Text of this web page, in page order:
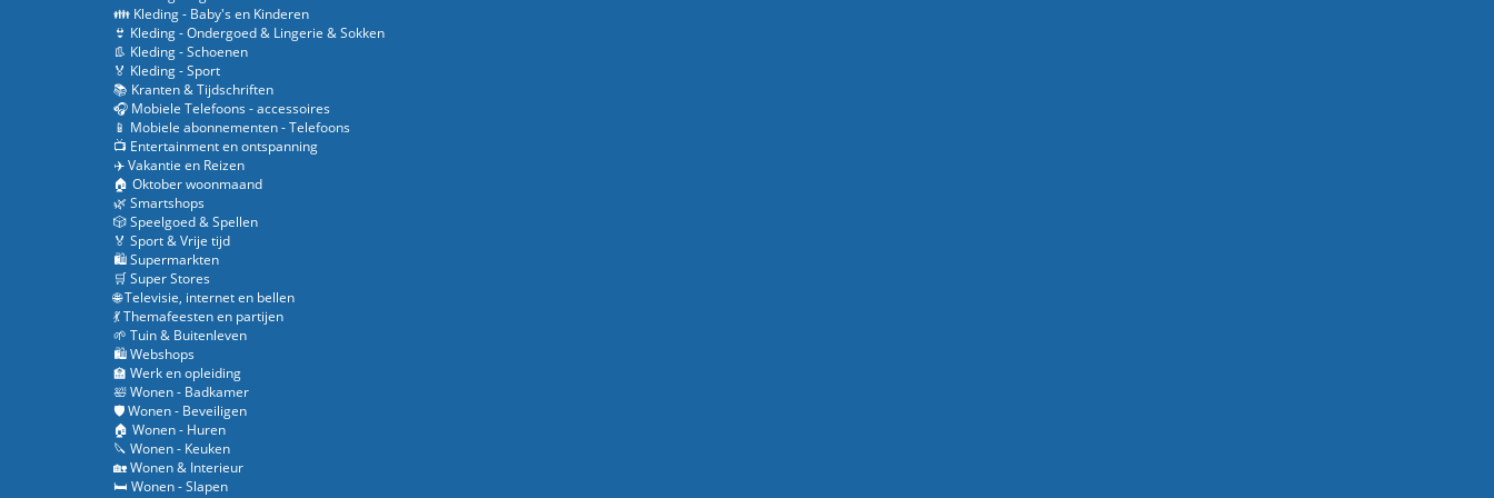
👪 Kleding - Baby's en Kinderen
👙 Kleding - Ondergoed & Lingerie & Sokken
👢 Kleding - Schoenen
🏅 Kleding - Sport
📚 Kranten & Tijdschriften
🎧 Mobiele Telefoons - accessoires
📱 Mobiele abonnementen - Telefoons
📺 Entertainment en ontspanning
✈️ Vakantie en Reizen
🏠 Oktober woonmaand
🌿 Smartshops
🎲 Speelgoed & Spellen
🏅 Sport & Vrije tijd
🛍️ Supermarkten
🛒 Super Stores
🌐 Televisie, internet en bellen
💃 Themafeesten en partijen
🌱 Tuin & Buitenleven
🛍️ Webshops
🏫 Werk en opleiding
🛀 Wonen - Badkamer
🛡️ Wonen - Beveiligen
🏠 Wonen - Huren
🔪 Wonen - Keuken
🏡 Wonen & Interieur
🛏️ Wonen - Slapen